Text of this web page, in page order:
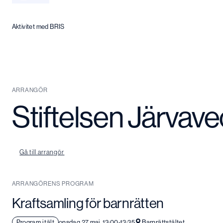
Aktivitet med BRIS
ARRANGÖR
Stiftelsen
Gå till arrangör
ARRANGÖRENS PROGRAM
Kraftsamling för barnrätten